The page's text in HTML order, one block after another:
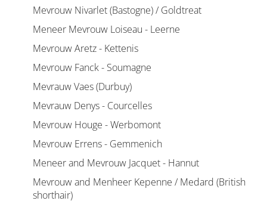
Mevrouw Nivarlet (Bastogne) / Goldtreat
Meneer Mevrouw Loiseau - Leerne
Mevrouw Aretz - Kettenis
Mevrouw Fanck - Soumagne
Mevrauw Vaes (Durbuy)
Mevrauw Denys - Courcelles
Mevrouw Houge - Werbomont
Mevrouw Errens - Gemmenich
Meneer and Mevrouw Jacquet - Hannut
Mevrouw and Menheer Kepenne / Medard (British
shorthair)